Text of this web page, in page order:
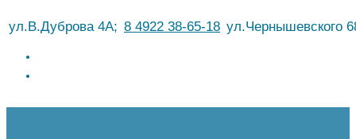
кул.В.Дуброва 4А; 8 4922 38-65-18 ул.Чернышевского